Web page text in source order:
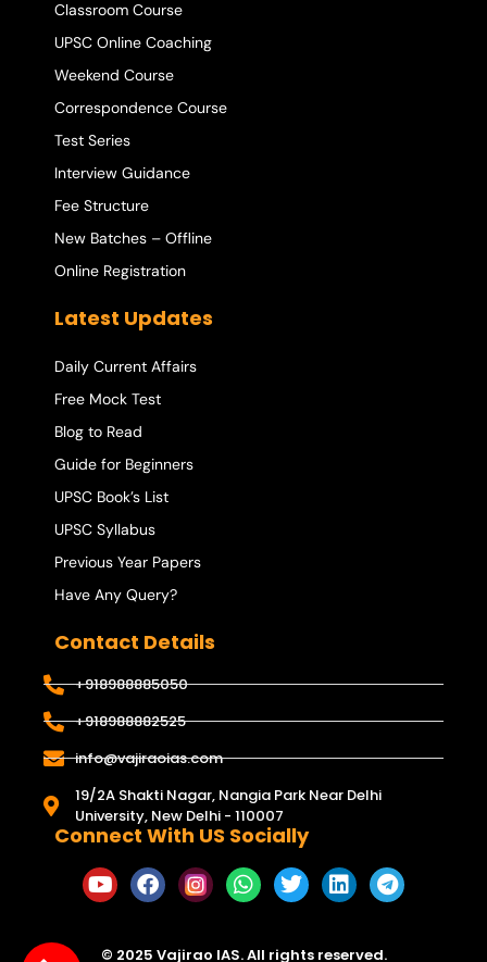
Classroom Course
UPSC Online Coaching
Weekend Course
Correspondence Course
Test Series
Interview Guidance
Fee Structure
New Batches – Offline
Online Registration
Latest Updates
Daily Current Affairs
Free Mock Test
Blog to Read
Guide for Beginners
UPSC Book’s List
UPSC Syllabus
Previous Year Papers
Have Any Query?
Contact Details
+918988885050
+918988882525
info@vajiraoias.com
19/2A Shakti Nagar, Nangia Park Near Delhi
University, New Delhi - 110007
Connect With US Socially
© 2025 Vajirao IAS. All rights reserved.